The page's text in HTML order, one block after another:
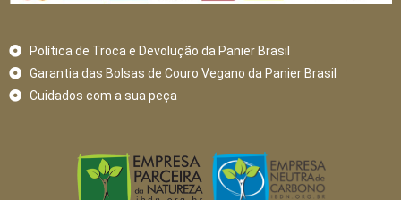
Política de Troca e Devolução da Panier Brasil
Garantia das Bolsas de Couro Vegano da Panier Brasil
Cuidados com a sua peça